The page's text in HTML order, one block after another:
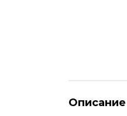
Описание